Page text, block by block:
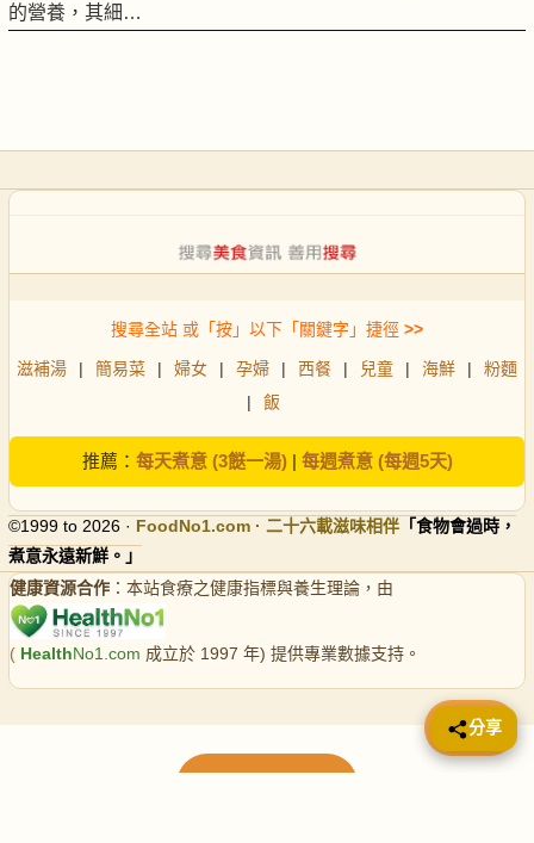
的營養，其細…
搜尋全站 或「按」以下「關鍵字」捷徑 >>
滋補湯 | 簡易菜 | 婦女 | 孕婦 | 西餐 | 兒童 | 海鮮 |
粉麵
|
飯
推薦： 每天煮意 (3餸一湯)| 每週煮意 (每週5天)
©1999 to 2026 · FoodNo1.com · 二十六載滋味相伴 「食物會過時，
煮意永遠新鮮。」
健康資源合作 ：本站食療之健康指標與養生理論，由
( HealthNo1.com 成立於 1997 年) 提供專業數據支持。
📤 分享
分享